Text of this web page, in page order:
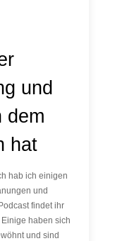
und
dem
hat
hab ich einigen
und
findet ihr
Einige haben sich
und sind